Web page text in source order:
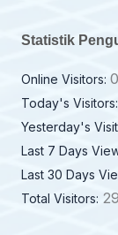
Statistik
Online Visitors: 0
Today's Visitors:
Yesterday's
Last 7 Days
Last 30 Days
Total Visitors: